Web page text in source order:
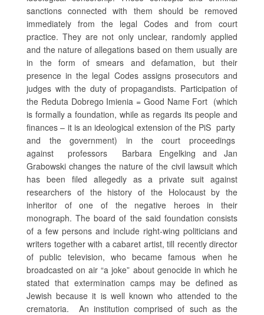
sanctions connected with them should be removed
immediately from the legal Codes and from court
practice. They are not only unclear, randomly applied
and the nature of allegations based on them usually are
in the form of smears and defamation, but their
presence in the legal Codes assigns prosecutors and
judges with the duty of propagandists. Participation of
the Reduta Dobrego Imienia = Good Name Fort (which
is formally a foundation, while as regards its people and
finances – it is an ideological extension of the PiS party
and the government) in the court proceedings
against professors Barbara Engelking and Jan
Grabowski changes the nature of the civil lawsuit which
has been filed allegedly as a private suit against
researchers of the history of the Holocaust by the
inheritor of one of the negative heroes in their
monograph. The board of the said foundation consists
of a few persons and include right-wing politicians and
writers together with a cabaret artist, till recently director
of public television, who became famous when he
broadcasted on air “a joke” about genocide in which he
stated that extermination camps may be defined as
Jewish because it is well known who attended to the
crematoria. An institution comprised of such as the